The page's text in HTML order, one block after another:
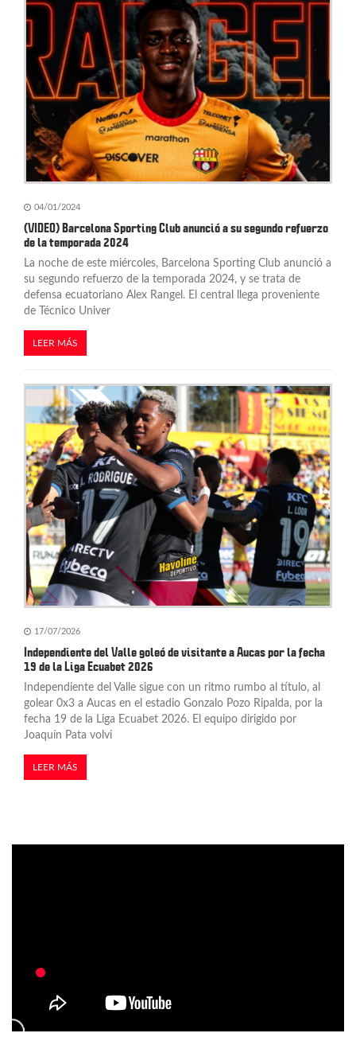
04/01/2024
(VIDEO) Barcelona Sporting Club anunció a su segundo refuerzo
de la temporada 2024
La noche de este miércoles, Barcelona Sporting Club anunció a
su segundo refuerzo de la temporada 2024, y se trata de
defensa ecuatoriano Alex Rangel. El central llega proveniente
de Técnico Univer
LEER MÁS
17/07/2026
Independiente del Valle goleó de visitante a Aucas por la fecha
19 de la Liga Ecuabet 2026
Independiente del Valle sigue con un ritmo rumbo al título, al
golear 0x3 a Aucas en el estadio Gonzalo Pozo Ripalda, por la
fecha 19 de la Liga Ecuabet 2026. El equipo dirigido por
Joaquín Pata volvi
LEER MÁS